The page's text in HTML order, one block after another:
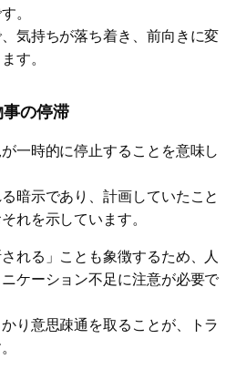
。
気持ちが落ち着き、前向きに変
す。
の停滞
一時的に停止することを意味し
暗示であり、計画していたこと
れを示しています。
れる」ことも象徴するため、人
ケーション不足に注意が必要で
り意思疎通を取ることが、トラ